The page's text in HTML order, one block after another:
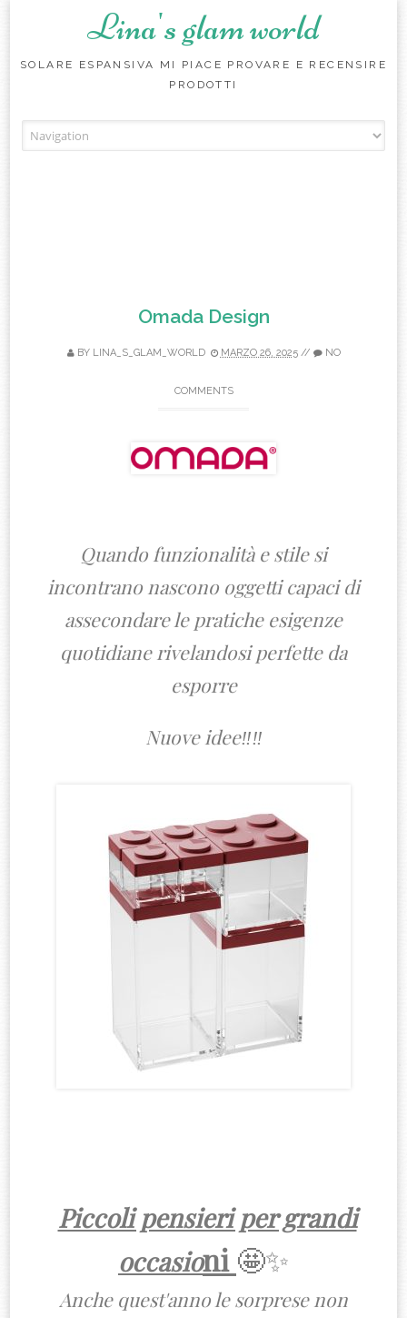
Lina's glam world
SOLARE ESPANSIVA MI PIACE PROVARE E RECENSIRE
PRODOTTI
Omada Design
BY LINA_S_GLAM_WORLD MARZO 26, 2025// NO
COMMENTS
Quando funzionalità e stile si
incontrano nascono oggetti capaci di
assecondare le pratiche esigenze
quotidiane rivelandosi perfette da
esporre
Nuove idee‼️‼️
Piccoli pensieri per grandi
occasioni 🤩✨
Anche quest'anno le sorprese non